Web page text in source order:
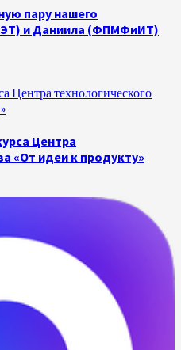
пару нашего
и Даниила (ФПМФиИТ)
Центра технологического
Центра
«От идеи к продукту»